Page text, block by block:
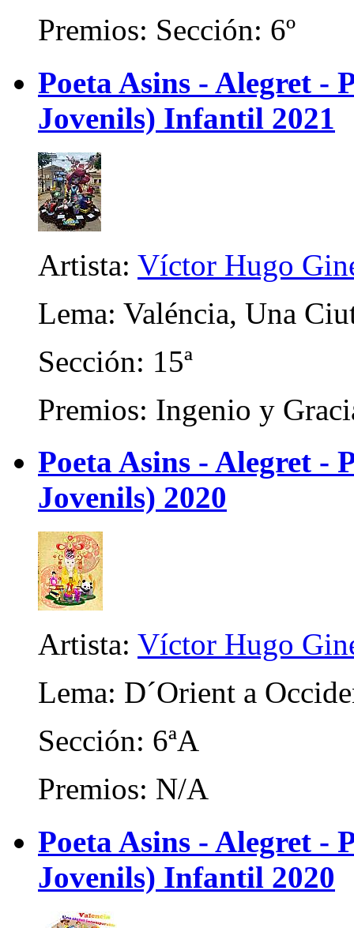
Premios: Sección: 6º
Poeta Asins - Alegret -
Jovenils) Infantil 2021
Artista: Víctor Hugo
Lema: Valéncia, Una
Sección: 15ª
Premios: Ingenio y
Poeta Asins - Alegret -
Jovenils) 2020
Artista: Víctor Hugo
Lema: D´Orient a
Sección: 6ªA
Premios: N/A
Poeta Asins - Alegret -
Jovenils) Infantil 2020